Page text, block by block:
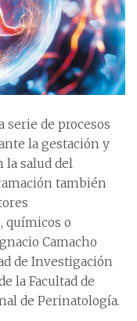
serie de procesos
la gestación y
la salud del
también
químicos o
Camacho
de Investigación
la Facultad de
de Perinatología.